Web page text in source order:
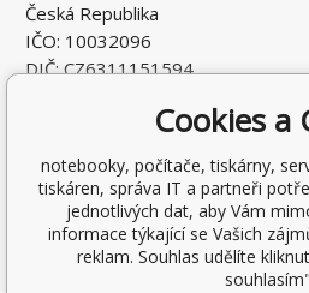
Česká Republika
IČO: 10032096
DIČ: CZ6311151594
Cookies a
notebooky, počítače, tiskárny,
tiskáren, správa IT a partneři
jednotlivých dat, aby Vám
informace týkající se Vašich
reklam. Souhlas udělíte